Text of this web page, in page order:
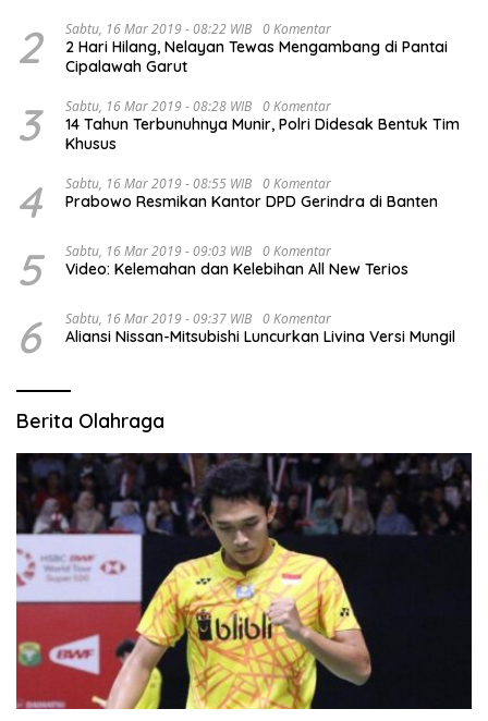
2 Sabtu, 16 Mar 2019 - 08:22 WIB 0 Komentar
2 Hari Hilang, Nelayan Tewas Mengambang di Pantai
Cipalawah Garut
3 Sabtu, 16 Mar 2019 - 08:28 WIB 0 Komentar
14 Tahun Terbunuhnya Munir, Polri Didesak Bentuk Tim
Khusus
4 Sabtu, 16 Mar 2019 - 08:55 WIB 0 Komentar
Prabowo Resmikan Kantor DPD Gerindra di Banten
5 Sabtu, 16 Mar 2019 - 09:03 WIB 0 Komentar
Video: Kelemahan dan Kelebihan All New Terios
6 Sabtu, 16 Mar 2019 - 09:37 WIB 0 Komentar
Aliansi Nissan-Mitsubishi Luncurkan Livina Versi Mungil
Berita Olahraga